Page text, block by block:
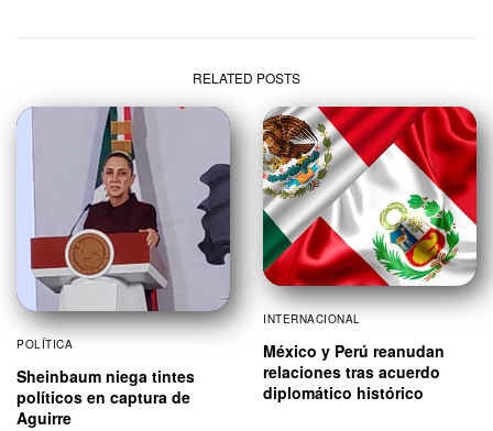
RELATED POSTS
POLÍTICA
Sheinbaum niega tintes
políticos en captura de
Aguirre
INTERNACIONAL
México y Perú reanudan
relaciones tras acuerdo
diplomático histórico